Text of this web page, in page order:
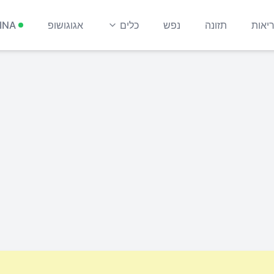
תזונה נפש כלים אגוגושופ